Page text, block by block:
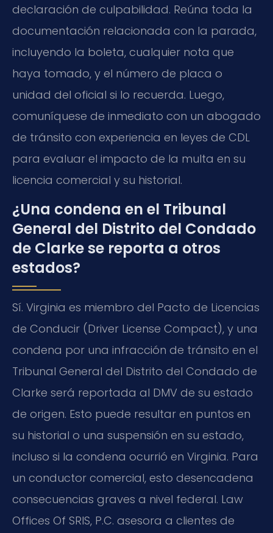
declaración de culpabilidad. Reúna toda la
documentación relacionada con la parada,
incluyendo la boleta, cualquier nota que
haya tomado, y el número de placa o
unidad del oficial si lo recuerda. Luego,
comuníquese de inmediato con un abogado
de tránsito con experiencia en leyes de CDL
para evaluar el impacto de la multa en su
licencia comercial y su historial.
¿Una condena en el Tribunal
General del Distrito del Condado
de Clarke se reporta a otros
estados?
Sí. Virginia es miembro del Pacto de Licencias
de Conducir (Driver License Compact), y una
condena por una infracción de tránsito en el
Tribunal General del Distrito del Condado de
Clarke será reportada al DMV de su estado
de origen. Esto puede resultar en puntos en
su historial o una suspensión en su estado,
incluso si la condena ocurrió en Virginia. Para
un conductor comercial, esto desencadena
consecuencias graves a nivel federal. Law
Offices Of SRIS, P.C. asesora a clientes de